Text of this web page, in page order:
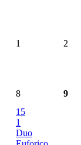
1 2
8 9
15
1
Duo